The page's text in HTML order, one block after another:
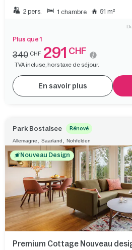
2 pers. 1 chambre 51 m²
Plus que 1
340 CHF 291 CHF
TVA incluse, hors taxe de séjour.
En savoir plus
Park Bostalsee Rénové
Allemagne Saarland Nohfelden
Nouveau Design
Premium Cottage Nouveau